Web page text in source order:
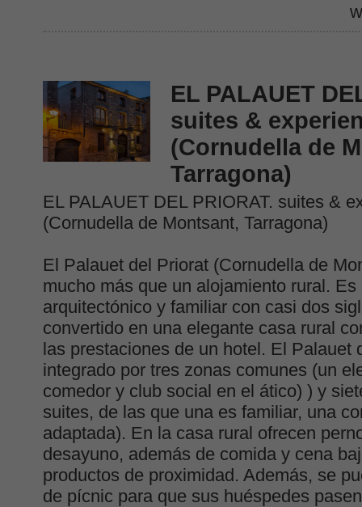
EL PALAUET
suites &
(Cornudella de
Tarragona)
EL PALAUET DEL PRIORAT. suites &
(Cornudella de Montsant, Tarragona)
El Palauet del Priorat (Cornudella de
mucho más que un alojamiento rural.
arquitectónico y familiar con casi dos
convertido en una elegante casa rural
las prestaciones de un hotel. El Palauet
integrado por tres zonas comunes (un
comedor y club social en el ático) ) y
suites, de las que una es familiar, una
adaptada). En la casa rural ofrecen
desayuno, además de comida y cena
productos de proximidad. Además, se
de pícnic para que sus huéspedes